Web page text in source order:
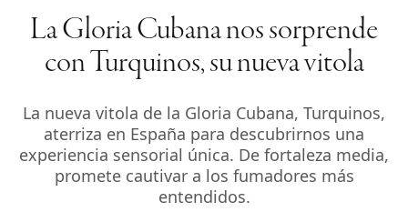
La Gloria Cubana nos sorprende
con Turquinos, su nueva vitola
La nueva vitola de la Gloria Cubana, Turquinos,
aterriza en España para descubrirnos una
experiencia sensorial única. De fortaleza media,
promete cautivar a los fumadores más
entendidos.